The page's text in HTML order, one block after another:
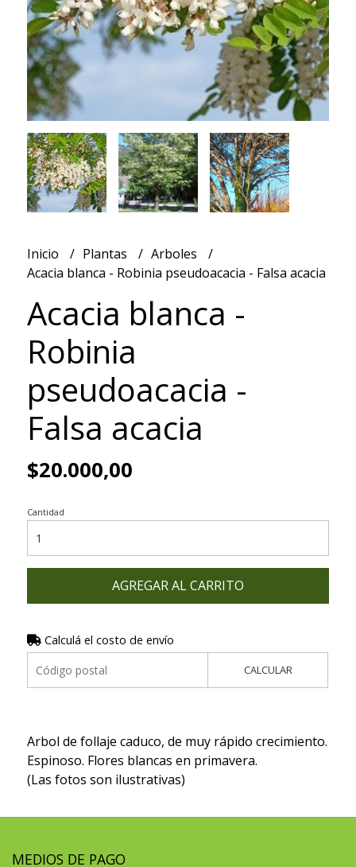
Inicio Plantas
Arboles
Acacia blanca - Robinia pseudoacacia - Falsa acacia
Acacia blanca -
Robinia
pseudoacacia -
Falsa acacia
$20.000,00
Cantidad
AGREGAR AL CARRITO
Calculá el costo de envío
CALCULAR
Arbol de follaje caduco, de muy rápido crecimiento.
Espinoso. Flores blancas en primavera.
(Las fotos son ilustrativas)
MEDIOS DE PAGO